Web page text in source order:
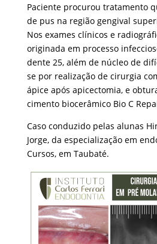
Paciente procurou tratamento
de pus na região gengival
Nos exames clínicos e
originada em processo
dente 25, além de núcleo de
se por realização de cirurgia
ápice após apicectomia, e
cimento biocerâmico Bio C
Caso conduzido pelas alunas
Jorge, da especialização em
Cursos, em Taubaté.